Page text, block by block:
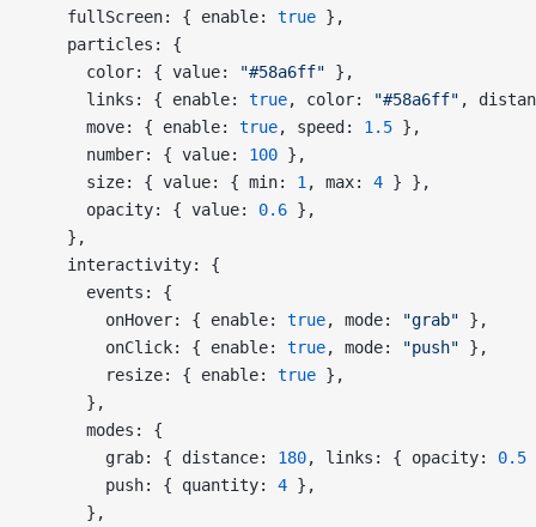
    fullScreen: { enable:
true },
    particles: {
      color: { value:
"#58a6ff" },
      links: { enable:
true, color: "#58a6ff" ,
      move: { enable:
true, speed: 1.5 },
      number: { value:
100 },
      size: { value: { min:
1 , max: 4 } },
      opacity: { value:
0.6 },
    },
    interactivity: {
      events: {
        onHover: { enable:
true, mode: "grab" },
        onClick: { enable:
true, mode: "push" },
        resize: { enable:
true },
      },
      modes: {
        grab: { distance:
180, links: { opacity: 0.5
        push: { quantity:
4 },
      },